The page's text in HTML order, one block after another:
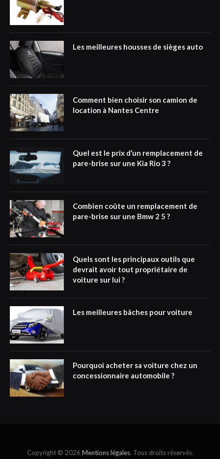
Les meilleures housses de sièges auto
Comment bien choisir son camion de
location à Nantes Centre
Quel est le prix d’un remplacement de
pare-brise sur une Kia Rio 3 ?
Combien coûte un remplacement de
pare-brise sur une Bmw 2 5 ?
Quels sont les principaux outils que
devrait avoir tout propriétaire de
voiture sur lui ?
Les meilleures bâches pour voiture
Pourquoi acheter sa voiture chez un
concessionnaire automobile ?
Copyright © 2026 Mentions légales. Tous droits réservés.